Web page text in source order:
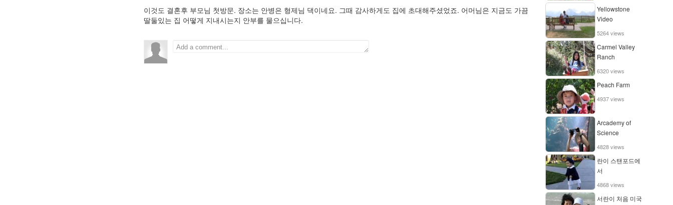
이것도 결혼후 부모님 첫방문. 장소는 안병은 형제님 댁이네요. 그때 감사하게도 집에 초대해주셨었죠. 어머님은 지금도 가끔
딸둘있는 집 어떻게 지내시는지 안부를 물으십니다.
Yellowstone
Video
5264 views
Carmel Valley
Ranch
6320 views
Peach Farm
4937 views
Arcademy of
Science
4828 views
란이 스탠포드에
서
4868 views
서란이 처음 미국